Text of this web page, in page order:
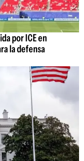
por ICE en
la defensa